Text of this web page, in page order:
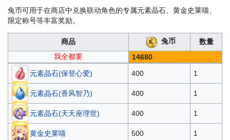
x5000 金币 x10000
桐间纱路
35000
百变素材模型SR
x10
金币 x5000
百变素材模型SR
x15
金币 x10000
40000
原初圣器遗物箱
x2
桐间纱路
兔币可用于在商店中兑换联动角色的专属元素晶石、黄金史莱喵、
限定称号等丰富奖励。
商品 兔币
数量
我全都要
14680
元素晶石(保登心爱)
400 1
元素晶石(香风智乃) 400 1
元素晶石(天天座理世) 400 1
黄金史莱喵 500 1